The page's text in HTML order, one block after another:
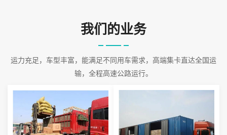
我们的业务
运力充足，车型丰富，能满足不同用车需求，高端集卡直达全国运
输，全程高速公路运行。